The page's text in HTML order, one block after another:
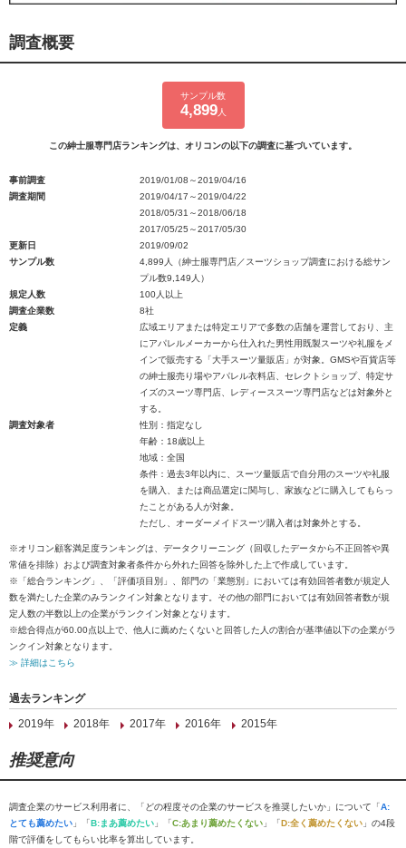
調査概要
サンプル数
4,899人
この紳士服専門店ランキングは、オリコンの以下の調査に基づいています。
事前調査
2019/01/08～2019/04/16
調査期間
2019/04/17～2019/04/22
2018/05/31～2018/06/18
2017/05/25～2017/05/30
更新日
2019/09/02
サンプル数
4,899人（紳士服専門店／スーツショップ調査における総サン
プル数9,149人）
規定人数
100人以上
調査企業数
8社
定義
広域エリアまたは特定エリアで多数の店舗を運営しており、主
にアパレルメーカーから仕入れた男性用既製スーツや礼服をメ
インで販売する「大手スーツ量販店」が対象。GMSや百貨店等
の紳士服売り場やアパレル衣料店、セレクトショップ、特定サ
イズのスーツ専門店、レディーススーツ専門店などは対象外と
する。
調査対象者
性別：指定なし
年齢：18歳以上
地域：全国
条件：過去3年以内に、スーツ量販店で自分用のスーツや礼服
を購入、または商品選定に関与し、家族などに購入してもらっ
たことがある人が対象。
ただし、オーダーメイドスーツ購入者は対象外とする。
※オリコン顧客満足度ランキングは、データクリーニング（回収したデータから不正回答や異
常値を排除）および調査対象者条件から外れた回答を除外した上で作成しています。
※「総合ランキング」、「評価項目別」、部門の「業態別」においては有効回答者数が規定人
数を満たした企業のみランクイン対象となります。その他の部門においては有効回答者数が規
定人数の半数以上の企業がランクイン対象となります。
※総合得点が60.00点以上で、他人に薦めたくないと回答した人の割合が基準値以下の企業がラ
ンクイン対象となります。
≫ 詳細はこちら
過去ランキング
2019年
2018年 2017年 2016年 2015年
推奨意向
調査企業のサービス利用者に、「どの程度その企業のサービスを推奨したいか」について「A:
とても薦めたい 」「B:まあ薦めたい 」「C:あまり薦めたくない 」「D:全く薦めたくない 」の4段
階で評価をしてもらい比率を算出しています。